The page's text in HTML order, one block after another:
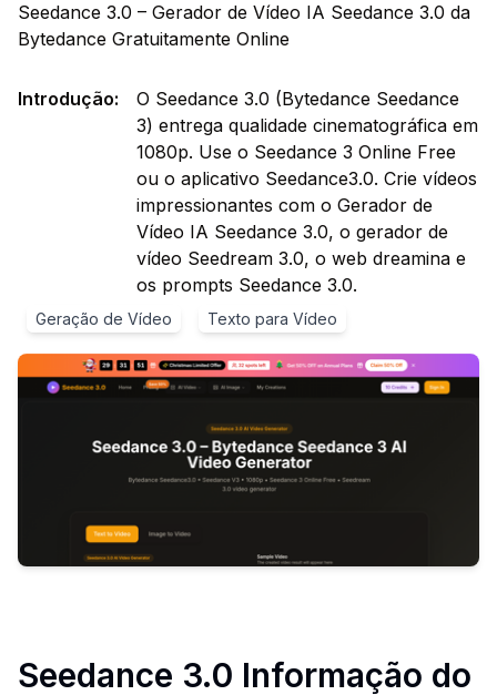
Seedance 3.0 – Gerador de Vídeo IA Seedance 3.0 da
Bytedance Gratuitamente Online
Introdução:
O Seedance 3.0 (Bytedance Seedance
3) entrega qualidade cinematográfica em
1080p. Use o Seedance 3 Online Free
ou o aplicativo Seedance3.0. Crie vídeos
impressionantes com o Gerador de
Vídeo IA Seedance 3.0, o gerador de
vídeo Seedream 3.0, o web dreamina e
os prompts Seedance 3.0.
Geração de Vídeo Texto para Vídeo
Seedance 3.0 Informação do